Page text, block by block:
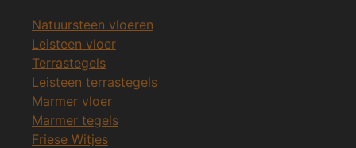
Natuursteen vloeren
Leisteen vloer
Terrastegels
Leisteen terrastegels
Marmer vloer
Marmer tegels
Friese Witjes